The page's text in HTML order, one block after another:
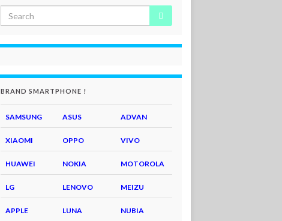
BRAND SMARTPHONE !
SAMSUNG ASUS ADVAN
XIAOMI OPPO VIVO
HUAWEI NOKIA MOTOROLA
LG LENOVO MEIZU
APPLE LUNA NUBIA